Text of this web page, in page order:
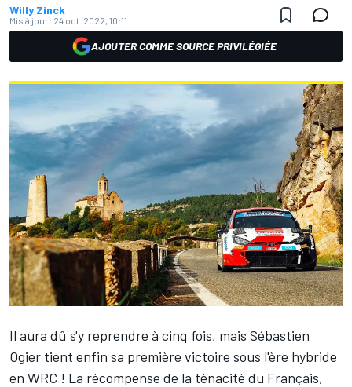
Willy Zinck
Mis à jour: 24 oct. 2022, 10:11
AJOUTER COMME SOURCE PRIVILÉGIÉE
Il aura dû s'y reprendre à cinq fois, mais Sébastien
Ogier tient enfin sa première victoire sous l'ère hybride
en WRC ! La récompense de la ténacité du Français,